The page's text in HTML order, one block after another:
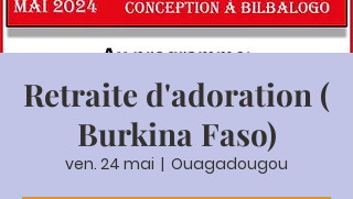
Retraite d'adoration (
Burkina Faso)
ven. 24 mai
  |
Ouagadougou